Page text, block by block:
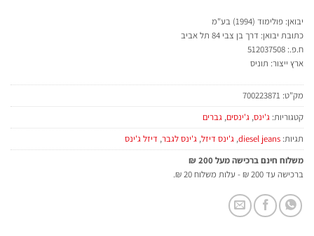
יבואן: פולימוד (1994) בע"מ
כתובת יבואן: דרך בן צבי 84 תל אביב
ח.פ.: 512037508
ארץ ייצור: תוניס
מק"ט: 700223871
קטגוריות: ג'ינס, ג'ינסים, גברים
תגיות: diesel jeans
, ג'ינס דיזל, ג'ינס לגבר, דיזל ג'ינס
משלוח חינם ברכישה מעל 200 ₪
ברכישה עד 200 ₪ - עלות משלוח 20 ₪.